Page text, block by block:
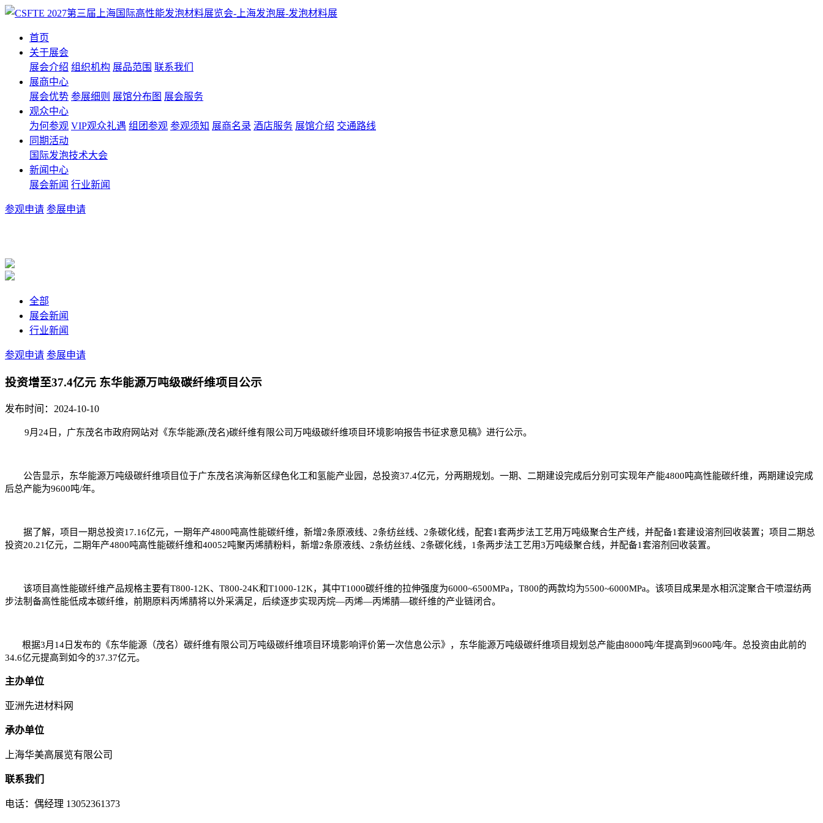
首页
关于展会
展会介绍 组织机构 展品范围 联系我们
展商中心
展会优势 参展细则 展馆分布图 展会服务
观众中心
为何参观 VIP观众礼遇 组团参观 参观须知 展商名录 酒店服务 展馆介绍 交通路线
同期活动
国际发泡技术大会
新闻中心
展会新闻 行业新闻
参观申请 参展申请
全部
展会新闻
行业新闻
参观申请 参展申请
投资增至37.4亿元 东华能源万吨级碳纤维项目公示
发布时间：2024-10-10
9月24日，广东茂名市政府网站对《东华能源(茂名)碳纤维有限公司万吨级碳纤维项目环境影响报告书征求意见稿》进行公示。
公告显示，东华能源万吨级碳纤维项目位于广东茂名滨海新区绿色化工和氢能产业园，总投资37.4亿元，分两期规划。一期、二期建设完成后分别可实现年产能4800吨高性能碳纤维，两期建设完成
后总产能为9600吨/年。
据了解，项目一期总投资17.16亿元，一期年产4800吨高性能碳纤维，新增2条原液线、2条纺丝线、2条碳化线，配套1套两步法工艺用万吨级聚合生产线，并配备1套建设溶剂回收装置；项目二期总
投资20.21亿元，二期年产4800吨高性能碳纤维和40052吨聚丙烯腈粉料，新增2条原液线、2条纺丝线、2条碳化线，1条两步法工艺用3万吨级聚合线，并配备1套溶剂回收装置。
该项目高性能碳纤维产品规格主要有T800-12K、T800-24K和T1000-12K，其中T1000碳纤维的拉伸强度为6000~6500MPa，T800的两款均为5500~6000MPa。该项目成果是水相沉淀聚合干喷湿纺两
步法制备高性能低成本碳纤维，前期原料丙烯腈将以外采满足，后续逐步实现丙烷—丙烯—丙烯腈—碳纤维的产业链闭合。
根据3月14日发布的《东华能源（茂名）碳纤维有限公司万吨级碳纤维项目环境影响评价第一次信息公示》，东华能源万吨级碳纤维项目规划总产能由8000吨/年提高到9600吨/年。总投资由此前的
34.6亿元提高到如今的37.37亿元。
主办单位
亚洲先进材料网
承办单位
上海华美高展览有限公司
联系我们
电话：偶经理 13052361373